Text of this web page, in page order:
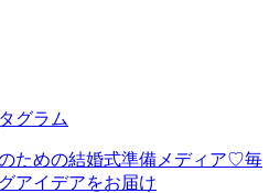
グラム
ための結婚式準備メディア♡毎
アイデアをお届け